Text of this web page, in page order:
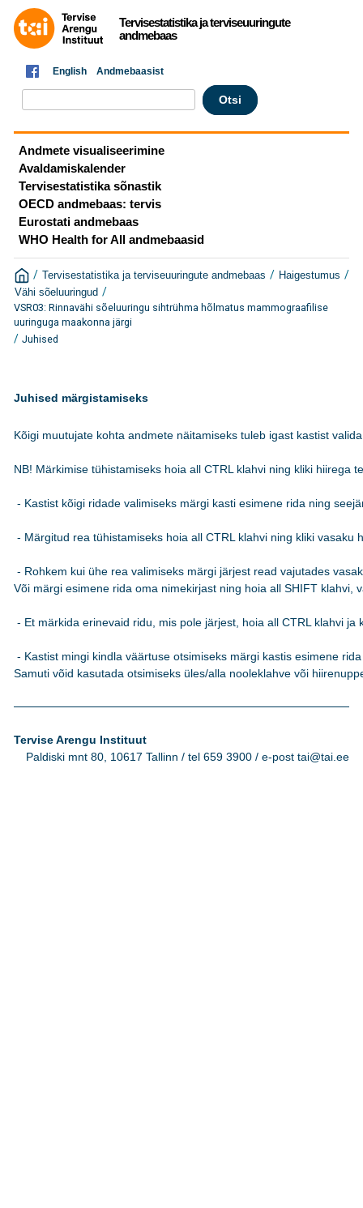
Tervisestatistika ja terviseuuringute
andmebaas
English Andmebaasist
Andmete visualiseerimine
Avaldamiskalender
Tervisestatistika sõnastik
OECD andmebaas: tervis
Eurostati andmebaas
WHO Health for All andmebaasid
/ Tervisestatistika ja terviseuuringute andmebaas / Haigestumus /
Vähi sõeluuringud /
VSR03: Rinnavähi sõeluuringu sihtrühma hõlmatus mammograafilise
uuringuga maakonna järgi
/ Juhised
Juhised märgistamiseks
Kõigi muutujate kohta andmete näitamiseks tuleb igast kastist
NB! Märkimise tühistamiseks hoia all CTRL klahvi ning kliki hiirega
- Kastist kõigi ridade valimiseks märgi kasti esimene rida ning
- Märgitud rea tühistamiseks hoia all CTRL klahvi ning kliki vasaku
- Rohkem kui ühe rea valimiseks märgi järjest read vajutades
Või märgi esimene rida oma nimekirjast ning hoia all SHIFT klahvi,
- Et märkida erinevaid ridu, mis pole järjest, hoia all CTRL klahvi
- Kastist mingi kindla väärtuse otsimiseks märgi kastis esimene
Samuti võid kasutada otsimiseks üles/alla nooleklahve või
Tervise Arengu Instituut
Paldiski mnt 80, 10617 Tallinn / tel 659 3900 / e-post tai@tai.ee